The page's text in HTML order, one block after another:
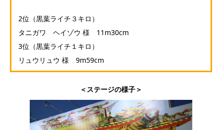
2位（黒葉ライチ３キロ）
タニガワ ヘイゾウ 様 11m30cm
3位（黒葉ライチ１キロ）
リュウリュウ 様 9m59cm
＜ステージの様子＞